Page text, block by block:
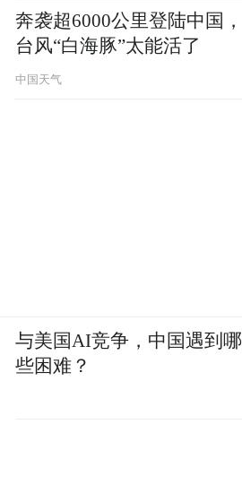
奔袭超6000公里登陆中国，
台风“白海豚”太能活了
中国天气
与美国AI竞争，中国遇到哪
些困难？